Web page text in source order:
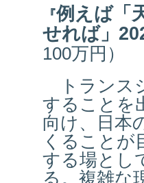
『例えば「
せれば」
100万円）
トランス
することを
向け、日本
くることが
する場とし
る。複雑な